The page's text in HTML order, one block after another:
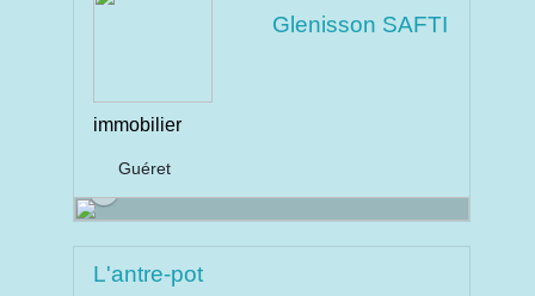
Glenisson SAFTI
immobilier
Guéret
L'antre-pot